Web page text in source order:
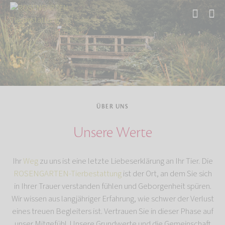
Start Über uns
ÜBER UNS
Unsere Werte
IhrWegzu uns ist eine letzte Liebeserklärung an Ihr Tier. Die
ROSENGARTEN-Tierbestattungist der Ort, an dem Sie sich
in Ihrer Trauer verstanden fühlen und Geborgenheit spüren.
Wir wissen aus langjähriger Erfahrung, wie schwer der Verlust
eines treuen Begleiters ist. Vertrauen Sie in dieser Phase auf